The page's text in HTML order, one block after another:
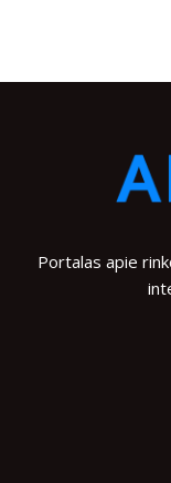
Portalas apie